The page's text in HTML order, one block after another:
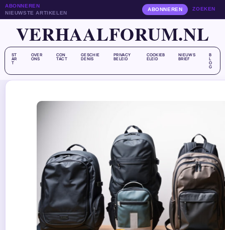
ABONNEREN
NIEUWSTE ARTIKELEN
ABONNEREN ZOEKEN
VERHAALFORUM.NL
ST
AR
T
OVER
ONS
CON
TACT
GESCHIE
DENIS
PRIVACY
BELEID
COOKIEB
ELEID
NIEUWS
BRIEF
B
L
O
G